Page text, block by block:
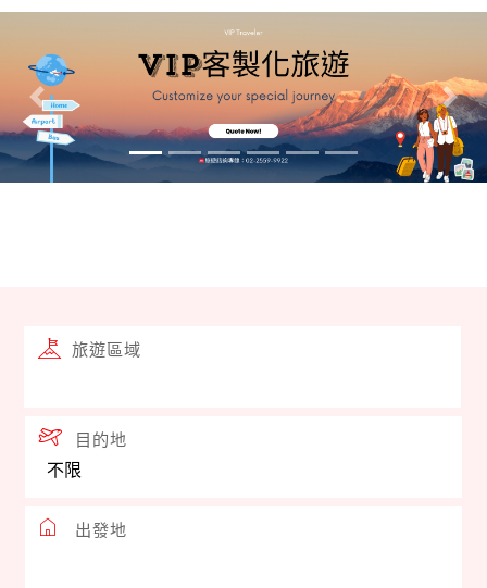
如接獲可疑來電，請立即掛斷電話，並撥打165防詐騙
專線。下單前及付款前請直接聯繫本公司業務人員查
證，馬雅花旅遊諮詢專線 : 02-2559-9922。
履行告知義務「當事人就其個人資料有查詢或請求閱
覽、請求製給複製本、請求補充或更正、請求停止蒐
如接獲可疑來電，請立即掛斷電話，並撥打165防詐騙
專線。下單前及付款前請直接聯繫本公司業務人員查
往前 往後
旅遊區域
目的地
出發地